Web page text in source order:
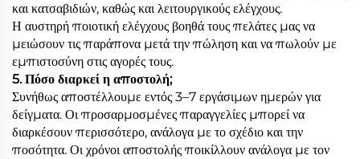
και κατσαβιδιών, καθώς και λειτουργικούς ελέγχους.
Η αυστηρή ποιοτική ελέγχους βοηθά τους πελάτες μας να
μειώσουν τις παράπονα μετά την πώληση και να πωλούν με
εμπιστοσύνη στις αγορές τους.
5. Πόσο διαρκεί η αποστολή;
Συνήθως αποστέλλουμε εντός 3–7 εργάσιμων ημερών για
δείγματα. Οι προσαρμοσμένες παραγγελίες μπορεί να
διαρκέσουν περισσότερο, ανάλογα με το σχέδιο και την
ποσότητα. Οι χρόνοι αποστολής ποικίλλουν ανάλογα με τον